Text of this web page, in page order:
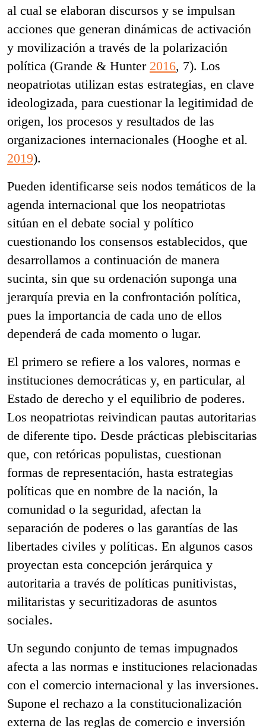
al cual se elaboran discursos y se impulsan
acciones que generan dinámicas de activación
y movilización a través de la polarización
política (Grande & Hunter 2016, 7). Los
neopatriotas utilizan estas estrategias, en clave
ideologizada, para cuestionar la legitimidad de
origen, los procesos y resultados de las
organizaciones internacionales (Hooghe et al.
2019).
Pueden identificarse seis nodos temáticos de la
agenda internacional que los neopatriotas
sitúan en el debate social y político
cuestionando los consensos establecidos, que
desarrollamos a continuación de manera
sucinta, sin que su ordenación suponga una
jerarquía previa en la confrontación política,
pues la importancia de cada uno de ellos
dependerá de cada momento o lugar.
El primero se refiere a los valores, normas e
instituciones democráticas y, en particular, al
Estado de derecho y el equilibrio de poderes.
Los neopatriotas reivindican pautas autoritarias
de diferente tipo. Desde prácticas plebiscitarias
que, con retóricas populistas, cuestionan
formas de representación, hasta estrategias
políticas que en nombre de la nación, la
comunidad o la seguridad, afectan la
separación de poderes o las garantías de las
libertades civiles y políticas. En algunos casos
proyectan esta concepción jerárquica y
autoritaria a través de políticas punitivistas,
militaristas y securitizadoras de asuntos
sociales.
Un segundo conjunto de temas impugnados
afecta a las normas e instituciones relacionadas
con el comercio internacional y las inversiones.
Supone el rechazo a la constitucionalización
externa de las reglas de comercio e inversión